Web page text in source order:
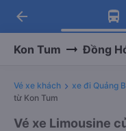
Tải
Nhận ưu
Tải
-30k/
arrow_back
Kon Tum Đồng
Vé xe khách xe đi Quảng
từ Kon Tum
Vé xe Limousine